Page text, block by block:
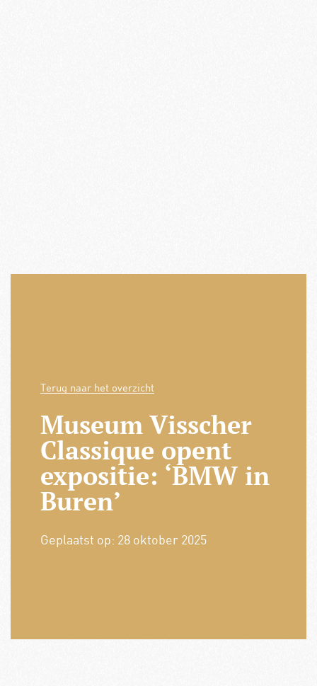
Terug naar het overzicht
Museum Visscher
Classique opent
expositie: ‘BMW in
Buren’
Geplaatst op: 28 oktober 2025